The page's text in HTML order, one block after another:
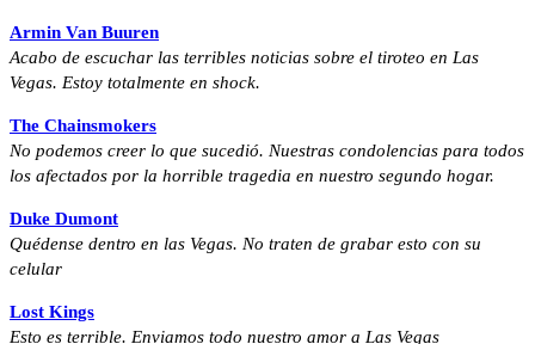
Armin Van Buuren
Acabo de escuchar las terribles noticias sobre el tiroteo en Las
Vegas. Estoy totalmente en shock.
The Chainsmokers
No podemos creer lo que sucedió. Nuestras condolencias para todos
los afectados por la horrible tragedia en nuestro segundo hogar.
Duke Dumont
Quédense dentro en las Vegas. No traten de grabar esto con su
celular
Lost Kings
Esto es terrible. Enviamos todo nuestro amor a Las Vegas